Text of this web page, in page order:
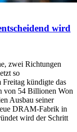
wird
zwei Richtungen
so
kündigte das
von 54 Billionen Won
Ausbau seiner
DRAM-Fabrik in
wird der Schritt